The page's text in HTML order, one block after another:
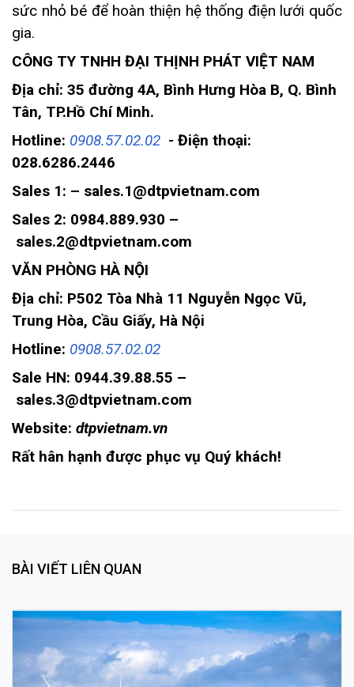
sức nhỏ bé để hoàn thiện hệ thống điện lưới quốc
gia.
CÔNG TY TNHH ĐẠI THỊNH PHÁT VIỆT NAM
Địa chỉ: 35 đường 4A, Bình Hưng Hòa B, Q. Bình
Tân, TP.Hồ Chí Minh.
Hotline: 0908.57.02.02 - Điện thoại:
028.6286.2446
Sales 1: – sales.1@dtpvietnam.com
Sales 2: 0984.889.930 –
sales.2@dtpvietnam.com
VĂN PHÒNG HÀ NỘI
Địa chỉ: P502 Tòa Nhà 11 Nguyễn Ngọc Vũ,
Trung Hòa, Cầu Giấy, Hà Nội
Hotline: 0908.57.02.02
Sale HN: 0944.39.88.55 –
sales.3@dtpvietnam.com
Website: dtpvietnam.vn
Rất hân hạnh được phục vụ Quý khách!
BÀI VIẾT LIÊN QUAN